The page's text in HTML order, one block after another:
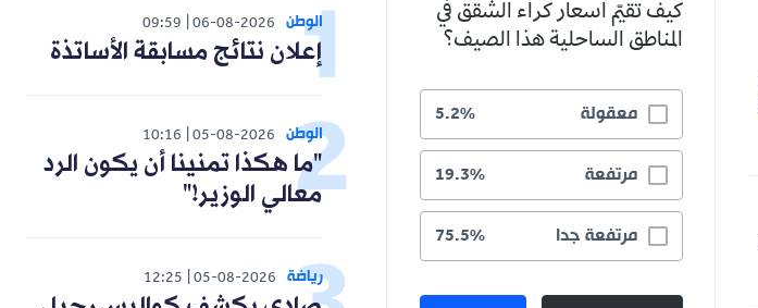
كيف تقيّم أسعار كراء الشقق في
المناطق الساحلية هذا الصيف؟
معقولة 5.2%
مرتفعة 19.3%
مرتفعة جدا 75.5%
الوطن 06-08-2026
09:59
إعلان نتائج مسابقة الأساتذة
الوطن 05-08-2026
10:16
"ما هكذا تمنينا أن يكون الرد
معالي الوزير!"
رياضة 05-08-2026
12:25